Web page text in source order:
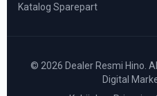
Katalog Sparepart
© 2026 Dealer Resmi Hino.
Digital